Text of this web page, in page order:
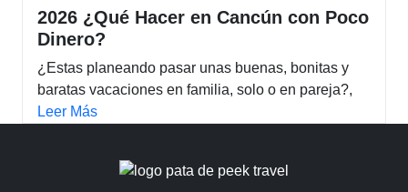
2026 ¿Qué Hacer en Cancún con Poco
Dinero?
¿Estas planeando pasar unas buenas, bonitas y
baratas vacaciones en familia, solo o en pareja?,
Leer Más